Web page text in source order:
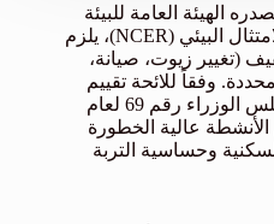
الهيئة العامة للبيئة
عبر المركز الوطني للرقابة على الامتثال البيئي (NCER)، يلزم
(تغيير زيوت، صيانة،
وفقاً للائحة تقييم
وإدارة المخلفات الصادرة بقرار مجلس الوزراء رقم 69 لعام
عالية الخطورة
وحساسية التربة